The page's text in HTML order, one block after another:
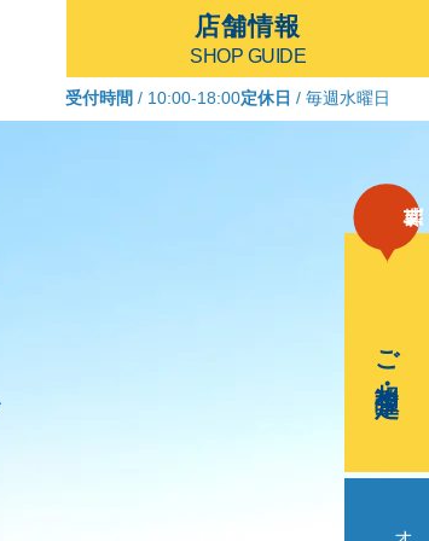
店舗情報
SHOP GUIDE
受付時間 / 10:00-18:00定休日 / 毎週水曜日
ご相談・査定